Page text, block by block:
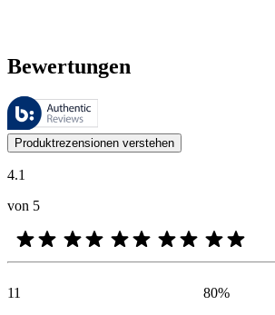
Bewertungen
Diese Bewertungen werden von Bazaarvoice
Kundenmeinungen in Form von Produkt- und
Produktrezensionen verstehen
4.1
von 5
11
80%